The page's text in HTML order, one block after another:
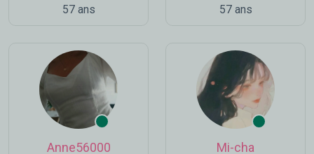
57 ans 57 ans
Anne56000 Mi-cha